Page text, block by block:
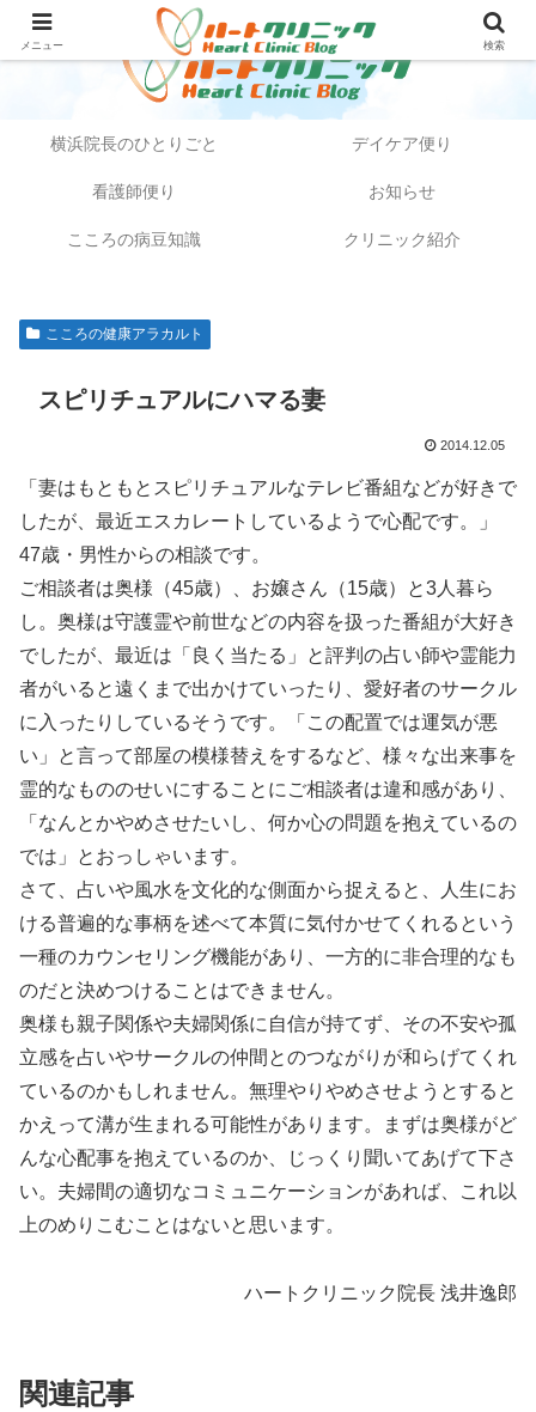
横浜院長のひとりごと デイケア便り
看護師便り お知らせ
こころの病豆知識 クリニック紹介
こころの健康アラカルト
スピリチュアルにハマる妻
2014.12.05
「妻はもともとスピリチュアルなテレビ番組などが好きで
したが、最近エスカレートしているようで心配です。」
47歳・男性からの相談です。
ご相談者は奥様（45歳）、お嬢さん（15歳）と3人暮ら
し。奥様は守護霊や前世などの内容を扱った番組が大好き
でしたが、最近は「良く当たる」と評判の占い師や霊能力
者がいると遠くまで出かけていったり、愛好者のサークル
に入ったりしているそうです。「この配置では運気が悪
い」と言って部屋の模様替えをするなど、様々な出来事を
霊的なもののせいにすることにご相談者は違和感があり、
「なんとかやめさせたいし、何か心の問題を抱えているの
では」とおっしゃいます。
さて、占いや風水を文化的な側面から捉えると、人生にお
ける普遍的な事柄を述べて本質に気付かせてくれるという
一種のカウンセリング機能があり、一方的に非合理的なも
のだと決めつけることはできません。
奥様も親子関係や夫婦関係に自信が持てず、その不安や孤
立感を占いやサークルの仲間とのつながりが和らげてくれ
ているのかもしれません。無理やりやめさせようとすると
かえって溝が生まれる可能性があります。まずは奥様がど
んな心配事を抱えているのか、じっくり聞いてあげて下さ
い。夫婦間の適切なコミュニケーションがあれば、これ以
上のめりこむことはないと思います。
ハートクリニック院長 浅井逸郎
関連記事
メニュー 検索